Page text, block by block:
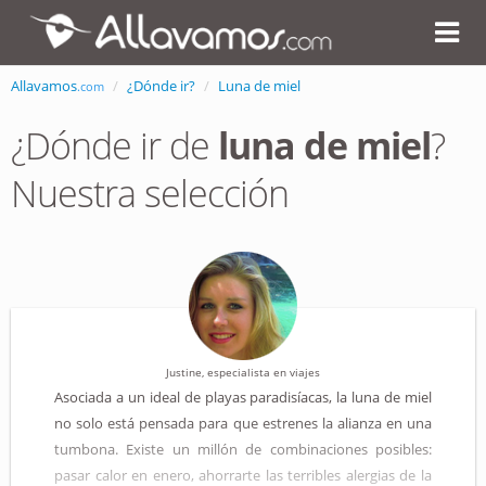
Allavamos.com ¿Dónde ir? Luna de miel
¿Dónde ir de luna de miel?
Nuestra selección
Justine, especialista en viajes
Asociada a un ideal de playas paradisíacas, la luna de miel
no solo está pensada para que estrenes la alianza en una
tumbona. Existe un millón de combinaciones posibles:
pasar calor en enero, ahorrarte las terribles alergias de la